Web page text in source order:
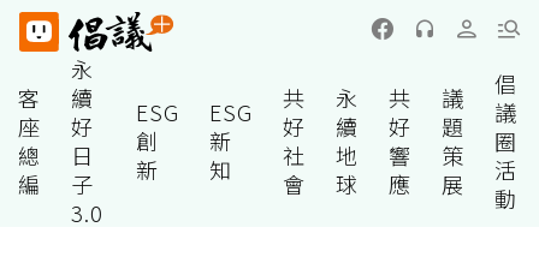
客
座
總
編
永
續
好
日
子
3.0
ESG
創
新
ESG
新
知
共
好
社
會
永
續
地
球
共
好
響
應
議
題
策
展
倡
議
圈
活
動